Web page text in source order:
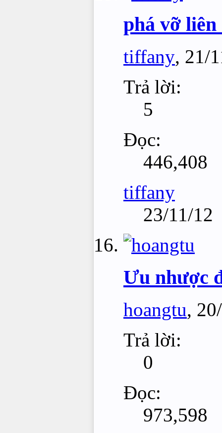
phá vỡ
tiffany, 21/
Trả lời:
5
Đọc:
446,408
tiffany
23/11/12
Ưu nhược
hoangtu,
Trả lời:
0
Đọc:
973,598